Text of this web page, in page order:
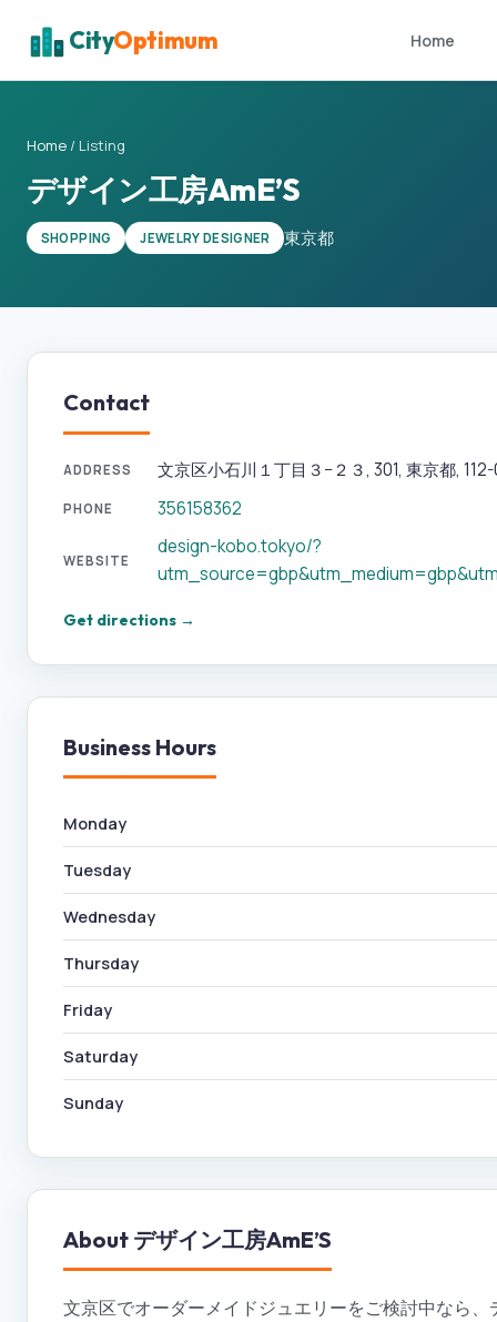
CityOptimum Home
Home / Listing
デザイン工房AmE’S
SHOPPING JEWELRY DESIGNER 東京都
Contact
ADDRESS 文京区小石川１丁目３−２３, 301, 東京都,
PHONE 356158362
WEBSITE
design-kobo.tokyo/?
Get directions →
Business Hours
Monday
Tuesday
Wednesday
Thursday
Friday
Saturday
Sunday
About デザイン工房AmE’S
文京区でオーダーメイドジュエリーをご検討中なら